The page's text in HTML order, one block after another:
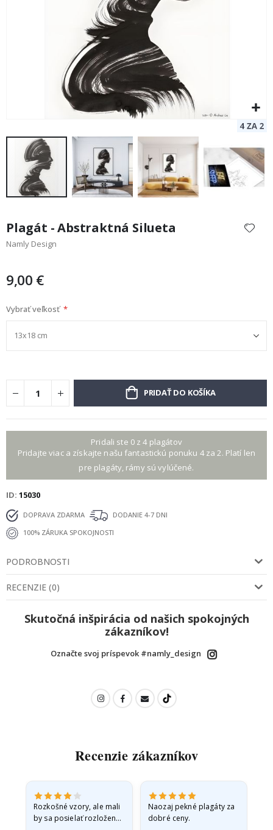
začiatok
galérie
Plagát - Abstraktná Silueta
Namly Design
9,00 €
Vybrať veľkosť
PRIDAŤ DO KOŠÍKA
Pridali ste 0 z 4 plagátov
Pridajte viac a získajte našu fantastickú ponuku 4 za 2. Platí len
pre plagáty, rámy sú vylúčené.
ID 15030
DOPRAVA ZDARMA
DODANIE 4-7 DNI
100% ZÁRUKA SPOKOJNOSTI
PODROBNOSTI
RECENZIE (0)
Skutočná inšpirácia od našich spokojných
zákazníkov!
Označte svoj príspevok #namly_design
Recenzie zákazníkov
Rozkošné vzory, ale mali
by sa posielať rozložené
Naozaj pekné plagáty za
dobré ceny.